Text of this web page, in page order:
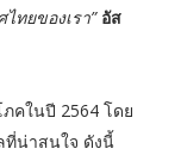
ทยของเรา” อัส
คในปี 2564 โดย
ที่น่าสนใจ ดังนี้